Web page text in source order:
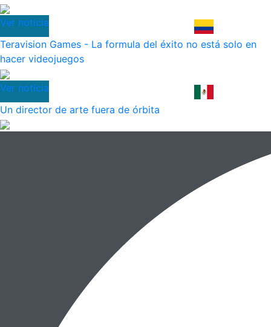
Ver noticia
Teravision Games - La formula del éxito no está solo en
hacer videojuegos
Ver noticia
Un director de arte fuera de órbita